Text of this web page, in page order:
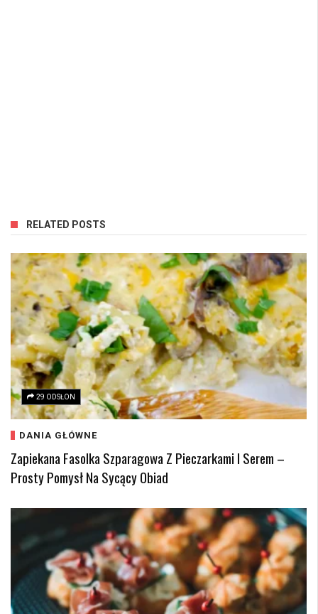
RELATED POSTS
29 ODSŁON
DANIA GŁÓWNE
Zapiekana Fasolka Szparagowa Z Pieczarkami I Serem –
Prosty Pomysł Na Sycący Obiad